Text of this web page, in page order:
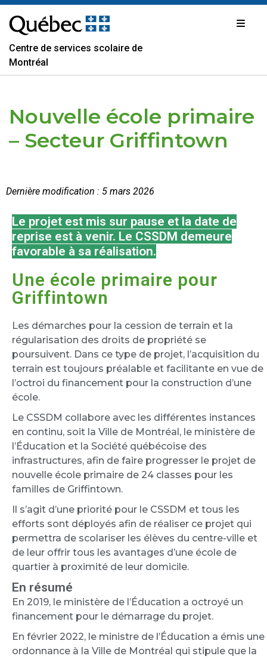
au
contenu
Centre de services scolaire de
Montréal
Nouvelle école primaire
– Secteur Griffintown
Dernière modification : 5 mars 2026
Le projet est mis sur pause et la date de
reprise est à venir. Le CSSDM demeure
favorable à sa réalisation.
Une école primaire pour
Griffintown
Les démarches pour la cession de terrain et la
régularisation des droits de propriété se
poursuivent. Dans ce type de projet, l’acquisition du
terrain est toujours préalable et facilitante en vue de
l’octroi du financement pour la construction d’une
école.
Le CSSDM collabore avec les différentes instances
en continu, soit la Ville de Montréal, le ministère de
l’Éducation et la Société québécoise des
infrastructures, afin de faire progresser le projet de
nouvelle école primaire de 24 classes pour les
familles de Griffintown.
Il s’agit d’une priorité pour le CSSDM et tous les
efforts sont déployés afin de réaliser ce projet qui
permettra de scolariser les élèves du centre-ville et
de leur offrir tous les avantages d’une école de
quartier à proximité de leur domicile.
En résumé
En 2019, le ministère de l’Éducation a octroyé un
financement pour le démarrage du projet.
En février 2022, le ministre de l’Éducation a émis une
ordonnance à la Ville de Montréal qui stipule que la